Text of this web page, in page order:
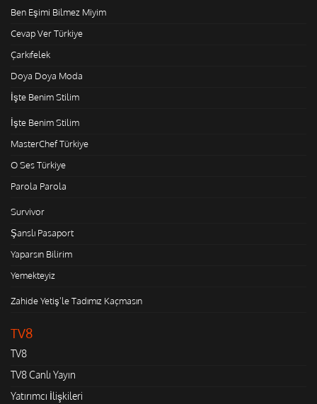
Ben Eşimi Bilmez Miyim
Cevap Ver Türkiye
Çarkıfelek
Doya Doya Moda
İşte Benim Stilim
İşte Benim Stilim
MasterChef Türkiye
O Ses Türkiye
Parola Parola
Survivor
Şanslı Pasaport
Yaparsın Bilirim
Yemekteyiz
Zahide Yetiş'le Tadımız Kaçmasın
TV8
TV8
TV8 Canlı Yayın
Yatırımcı İlişkileri